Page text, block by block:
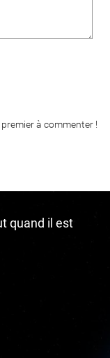
à commenter !
quand il est